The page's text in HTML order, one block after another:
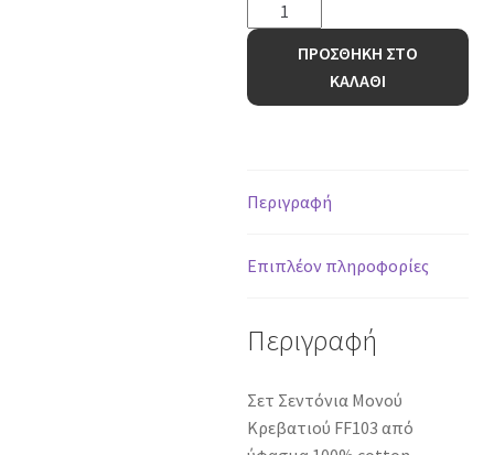
Μονά
Σεντόνια
Λάστιχο
ΠΡΟΣΘΗΚΗ ΣΤΟ
ΚΑΛΑΘΙ
Περιγραφή
Επιπλέον πληροφορίες
Περιγραφή
Σετ Σεντόνια Μονού
Κρεβατιού FF103 από